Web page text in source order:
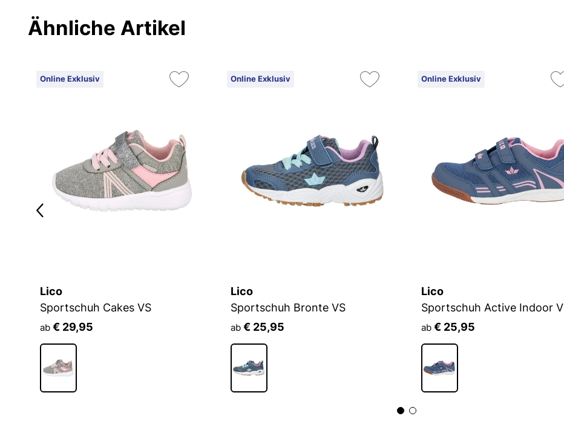
Ähnliche Artikel
Online Exklusiv
Lico
Sportschuh Cakes VS
ab € 29,95
Online Exklusiv
Lico
Sportschuh Bronte VS
ab € 25,95
Online Exklusiv
Lico
Sportschuh Active Indoor V
ab € 25,95